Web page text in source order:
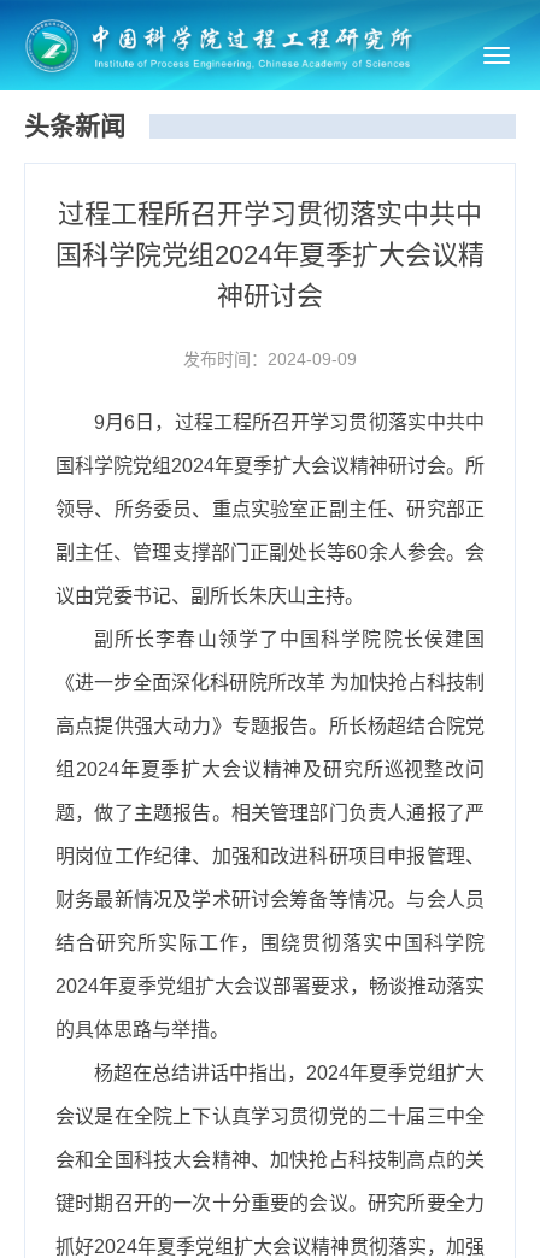
头条新闻
过程工程所召开学习贯彻落实中共中
国科学院党组2024年夏季扩大会议精
神研讨会
发布时间：2024-09-09
9月6日，过程工程所召开学习贯彻落实中共中
国科学院党组2024年夏季扩大会议精神研讨会。所
领导、所务委员、重点实验室正副主任、研究部正
副主任、管理支撑部门正副处长等60余人参会。会
议由党委书记、副所长朱庆山主持。
副所长李春山领学了中国科学院院长侯建国
《进一步全面深化科研院所改革 为加快抢占科技制
高点提供强大动力》专题报告。所长杨超结合院党
组2024年夏季扩大会议精神及研究所巡视整改问
题，做了主题报告。相关管理部门负责人通报了严
明岗位工作纪律、加强和改进科研项目申报管理、
财务最新情况及学术研讨会筹备等情况。与会人员
结合研究所实际工作，围绕贯彻落实中国科学院
2024年夏季党组扩大会议部署要求，畅谈推动落实
的具体思路与举措。
杨超在总结讲话中指出，2024年夏季党组扩大
会议是在全院上下认真学习贯彻党的二十届三中全
会和全国科技大会精神、加快抢占科技制高点的关
键时期召开的一次十分重要的会议。研究所要全力
抓好2024年夏季党组扩大会议精神贯彻落实，加强